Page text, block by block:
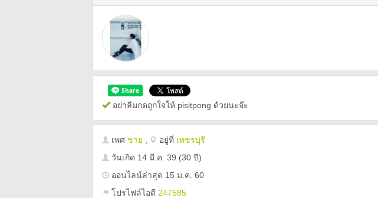
อย่าลืมกดถูกใจให้ pisitpong ด้วยนะจ๊ะ
เพศ ชาย อยู่ที่ เพชรบุรี
วันเกิด 14 มี.ค. 39 (30 ปี)
ออนไลน์ล่าสุด 15 ม.ค. 60
โปรไฟล์ไอดี 247585